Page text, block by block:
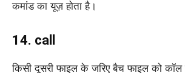
कमांड का यूज़ होता है।
14. call
किसी दूसरी फाइल के जरिए बैच फाइल को